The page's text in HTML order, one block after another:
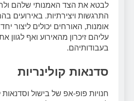
לבטא את הצד האמנותי שלהם
התרגשות ויצירתיות. באירועים
אומנות, האורחים יכולים ליצור
עליהם זיכרון מהאירוע ואף לגוון
בעבודותיהם.
סדנאות קולינריות
חנויות פופ-אפ של בישול וסדנאות